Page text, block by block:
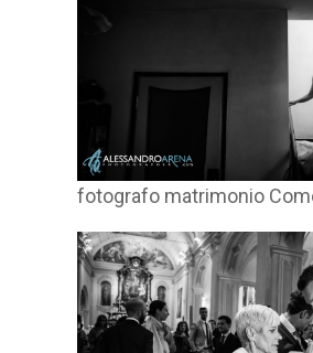
fotografo matrimonio